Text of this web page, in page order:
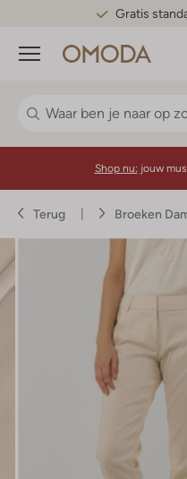
Gratis
Menu
Shop nu: jouw
Terug Broeken